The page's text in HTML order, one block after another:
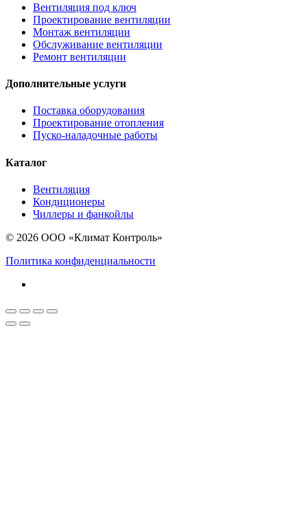
Вентиляция под ключ
Проектирование вентиляции
Монтаж вентиляции
Обслуживание вентиляции
Ремонт вентиляции
Дополнительные услуги
Поставка оборудования
Проектирование отопления
Пуско-наладочные работы
Каталог
Вентиляция
Кондиционеры
Чиллеры и фанкойлы
© 2026 ООО «Климат Контроль»
Политика конфиденциальности